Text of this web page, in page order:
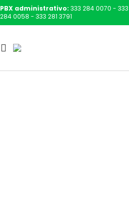
PBX administrativo: 333 284 0070 -
284 0058 - 333 281 3791